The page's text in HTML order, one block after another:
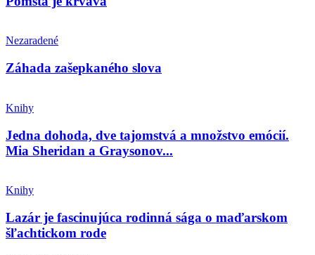
Nezaradené
Záhada zašepkaného slova
Knihy
Jedna dohoda, dve tajomstvá a množstvo emócií.
Mia Sheridan a Graysonov...
Knihy
Lazár je fascinujúca rodinná sága o maďarskom
šľachtickom rode